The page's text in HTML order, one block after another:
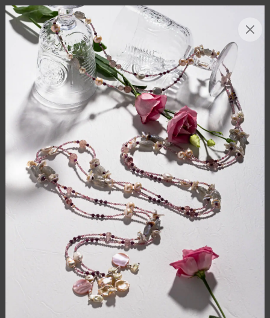
МЕНЮ
ГЛАВНАЯ / КАТАЛОГ / БУСЫ /
БУСЫ СОЛНЕЧНЫЙ КАМЕНЬ, КВАРЦ ФАНТОМ